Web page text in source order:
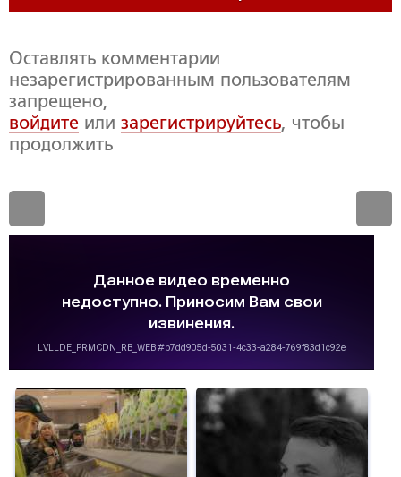
Оставлять комментарии
незарегистрированным пользователям
запрещено,
войдите или зарегистрируйтесь, чтобы
продолжить